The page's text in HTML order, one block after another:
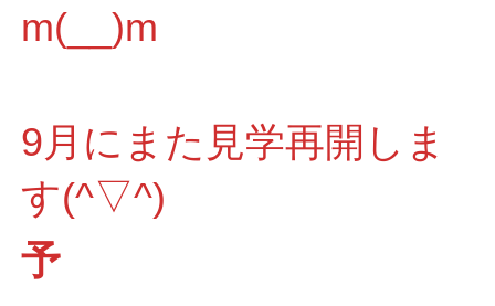
m(__)m
9月にまた見学再開しま
す(^▽^)
予